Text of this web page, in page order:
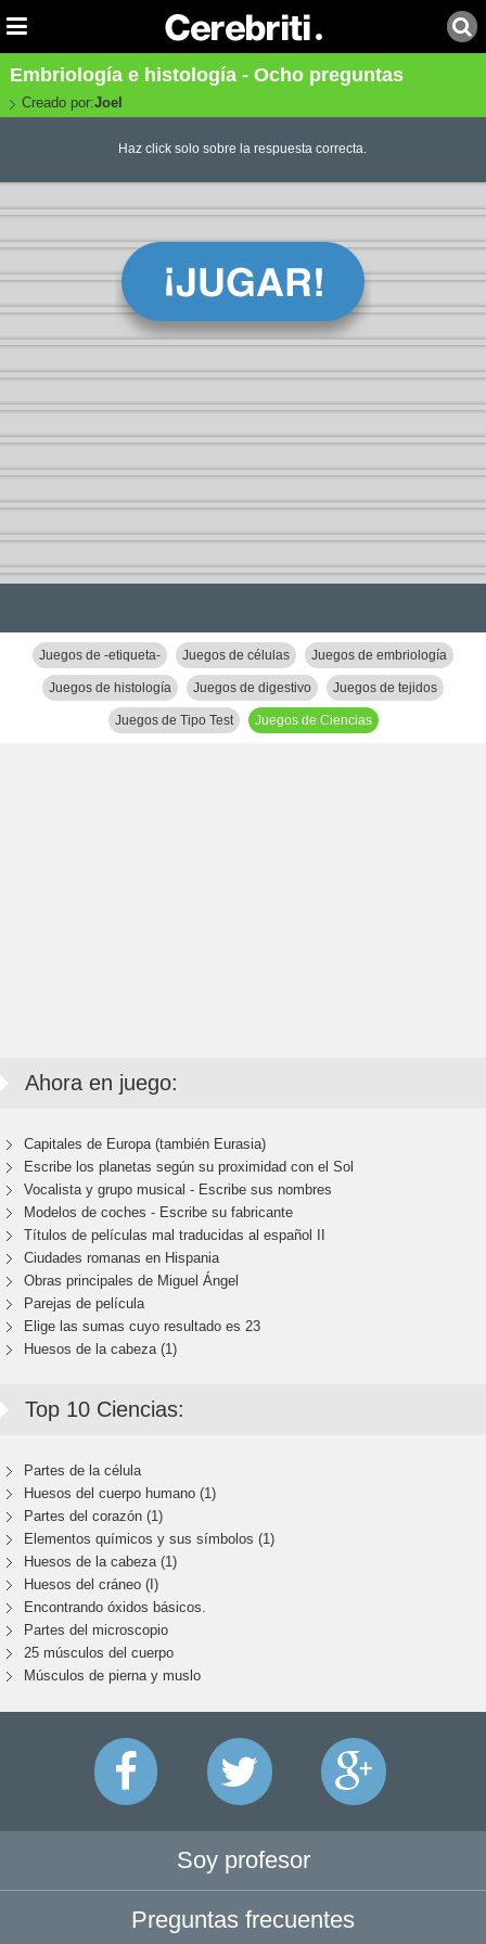
Embriología e histología - Ocho preguntas
Creado por:Joel
Haz click solo sobre la respuesta correcta.
Juegos de -etiqueta- Juegos de células Juegos de embriología
Juegos de histología Juegos de digestivo Juegos de tejidos
Juegos de Tipo Test Juegos de Ciencias
Ahora en juego:
Capitales de Europa (también Eurasia)
Escribe los planetas según su proximidad con el Sol
Vocalista y grupo musical - Escribe sus nombres
Modelos de coches - Escribe su fabricante
Títulos de películas mal traducidas al español II
Ciudades romanas en Hispania
Obras principales de Miguel Ángel
Parejas de película
Elige las sumas cuyo resultado es 23
Huesos de la cabeza (1)
Top 10 Ciencias:
Partes de la célula
Huesos del cuerpo humano (1)
Partes del corazón (1)
Elementos químicos y sus símbolos (1)
Huesos de la cabeza (1)
Huesos del cráneo (I)
Encontrando óxidos básicos.
Partes del microscopio
25 músculos del cuerpo
Músculos de pierna y muslo
Soy profesor
Preguntas frecuentes